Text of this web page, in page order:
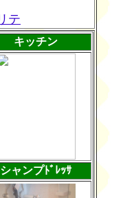
テ
キッチン
シャンプﾄﾞﾚｯｻ